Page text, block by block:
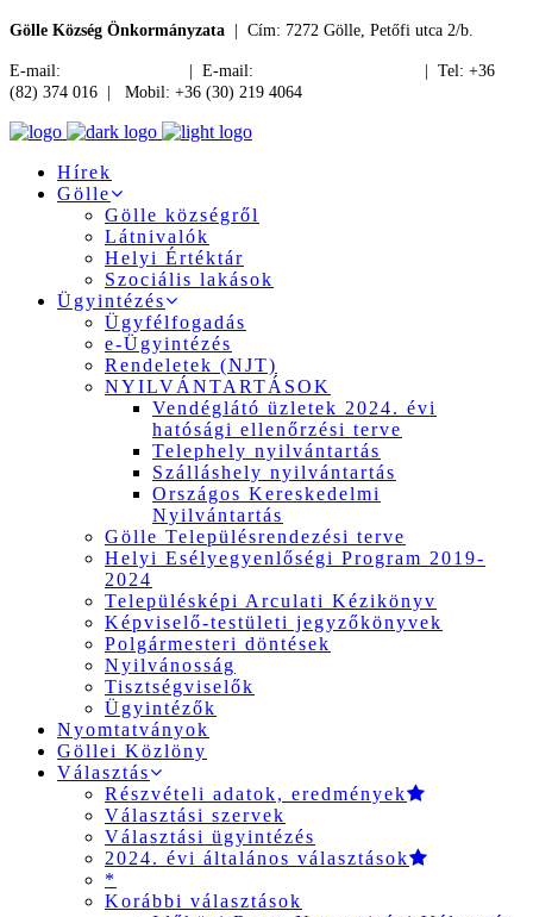
Gölle Község Önkormányzata | Cím: 7272 Gölle, Petőfi utca 2/b.
E-mail: | E-mail:
| Tel: +36
(82) 374 016 | Mobil: +36 (30) 219 4064
Hírek
Gölle
Gölle községről
Látnivalók
Helyi Értéktár
Szociális lakások
Ügyintézés
Ügyfélfogadás
e-Ügyintézés
Rendeletek (NJT)
NYILVÁNTARTÁSOK
Vendéglátó üzletek 2024. évi
hatósági ellenőrzési terve
Telephely nyilvántartás
Szálláshely nyilvántartás
Országos Kereskedelmi
Nyilvántartás
Gölle Településrendezési terve
Helyi Esélyegyenlőségi Program 2019-
2024
Településképi Arculati Kézikönyv
Képviselő-testületi jegyzőkönyvek
Polgármesteri döntések
Nyilvánosság
Tisztségviselők
Ügyintézők
Nyomtatványok
Göllei Közlöny
Választás
Részvételi adatok, eredmények
Választási szervek
Választási ügyintézés
2024. évi általános választások
*
Korábbi választások